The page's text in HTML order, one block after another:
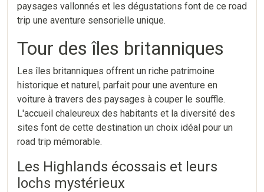
paysages vallonnés et les dégustations font de ce road
trip une aventure sensorielle unique.
Tour des îles britanniques
Les îles britanniques offrent un riche patrimoine
historique et naturel, parfait pour une aventure en
voiture à travers des paysages à couper le souffle.
L'accueil chaleureux des habitants et la diversité des
sites font de cette destination un choix idéal pour un
road trip mémorable.
Les Highlands écossais et leurs
lochs mystérieux